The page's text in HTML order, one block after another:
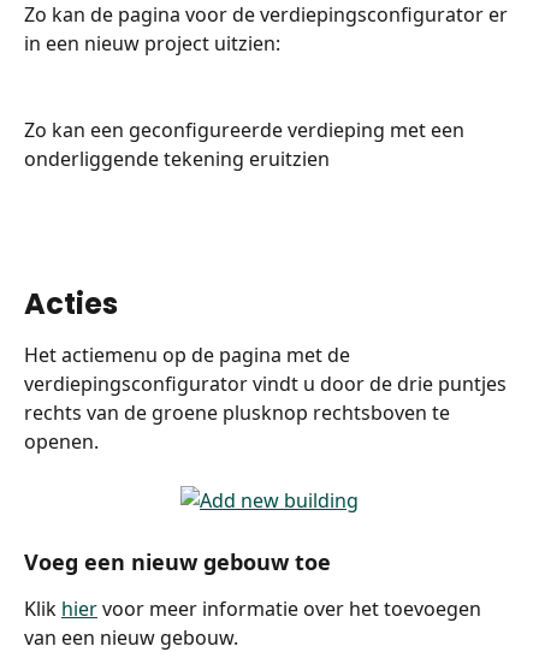
Zo kan de pagina voor de verdiepingsconfigurator er
in een nieuw project uitzien:
Zo kan een geconfigureerde verdieping met een
onderliggende tekening eruitzien
Acties
Het actiemenu op de pagina met de
verdiepingsconfigurator vindt u door de drie puntjes
rechts van de groene plusknop rechtsboven te
openen.
Voeg een nieuw gebouw toe
Klik hier voor meer informatie over het toevoegen
van een nieuw gebouw.